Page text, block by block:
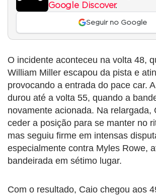
Google Discover.
Seguir no Google
O incidente aconteceu na volta 48,
William Miller escapou da pista e
provocando a entrada do pace car.
durou até a volta 55, quando a
novamente acionada. Na relargada,
ceder a posição para se manter no
mas seguiu firme em intensas
especialmente contra Myles Rowe,
bandeirada em sétimo lugar.
Com o resultado, Caio chegou aos